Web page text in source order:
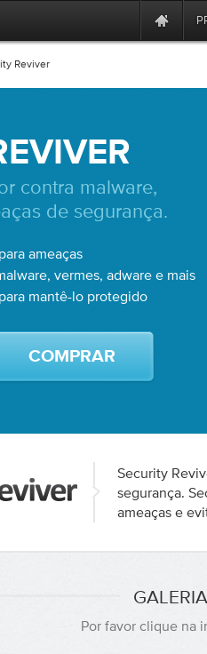
Reviver
contra malware,
de segurança.
ameaças
vermes, adware e mais
mantê-lo protegido
COMPRAR
Security
segurança.
ameaças e
Por favor clique na